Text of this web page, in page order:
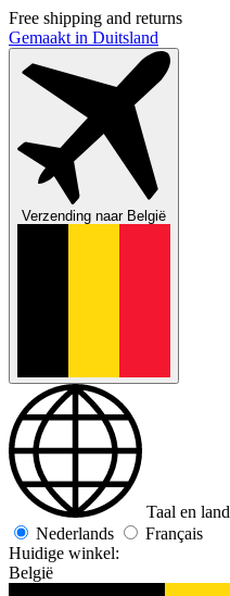
Free shipping and returns
Gemaakt in Duitsland
Verzending naarBelgië
Taal en land
Nederlands
Français
Huidige winkel:
België